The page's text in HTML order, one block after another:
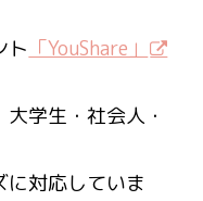
ト 「YouShare」
学生・社会人・
対応していま